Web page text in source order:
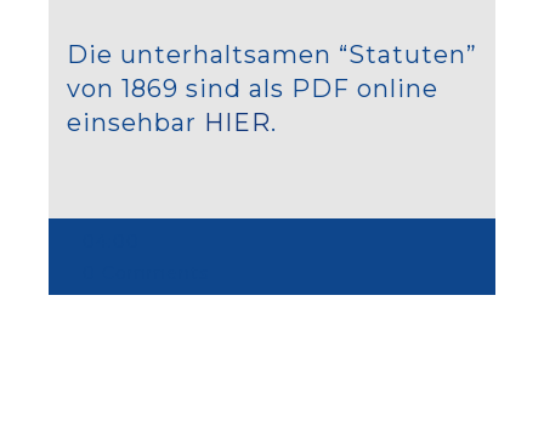
Die unterhaltsamen “Statuten”
von 1869 sind als PDF online
einsehbar HIER.